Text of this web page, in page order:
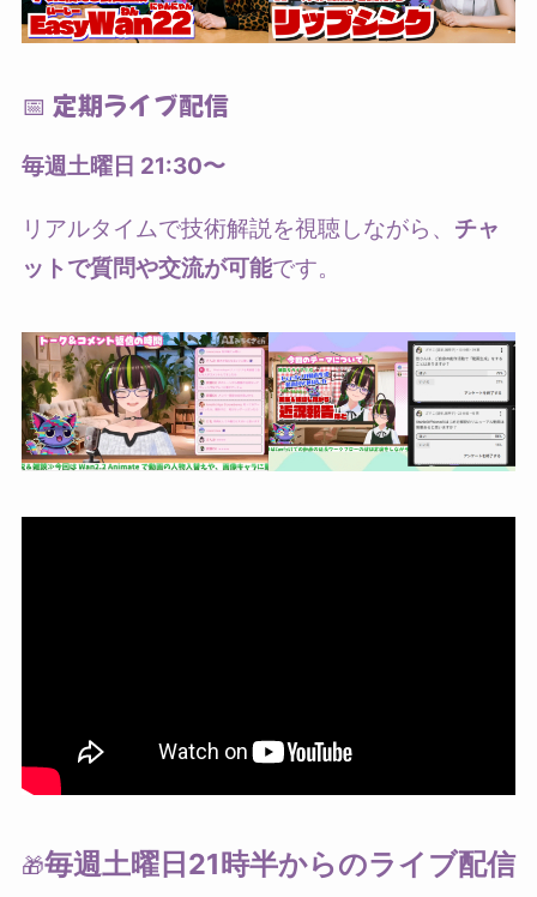
📅 定期ライブ配信
毎週土曜日 21:30〜
リアルタイムで技術解説を視聴しながら、 チャ
ットで質問や交流が可能です。
🎁毎週土曜日21時半からのライブ配信